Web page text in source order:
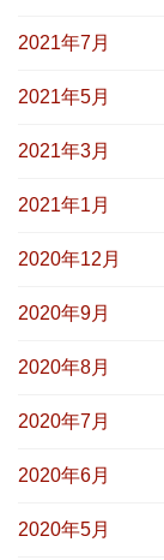
2021年7月
2021年5月
2021年3月
2021年1月
2020年12月
2020年9月
2020年8月
2020年7月
2020年6月
2020年5月